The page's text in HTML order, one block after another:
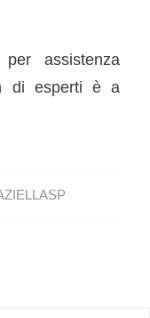
assistenza
di esperti è a